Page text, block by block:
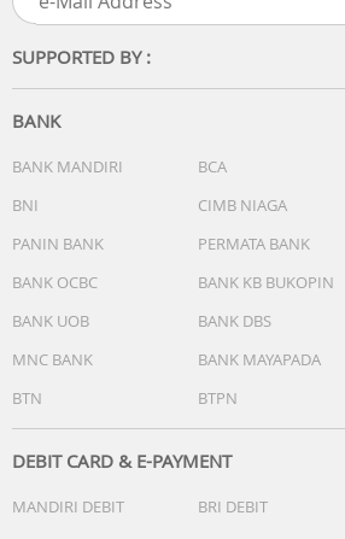
- USB-C Charging Cable
SUPPORTED BY :
BANK
BANK MANDIRI BCA
BNI
CIMB NIAGA
PANIN BANK
PERMATA BANK
BANK OCBC
BANK KB BUKOPIN
BANK UOB
BANK DBS
MNC BANK
BANK MAYAPADA
BTN
BTPN
DEBIT CARD & E-PAYMENT
MANDIRI DEBIT BRI DEBIT